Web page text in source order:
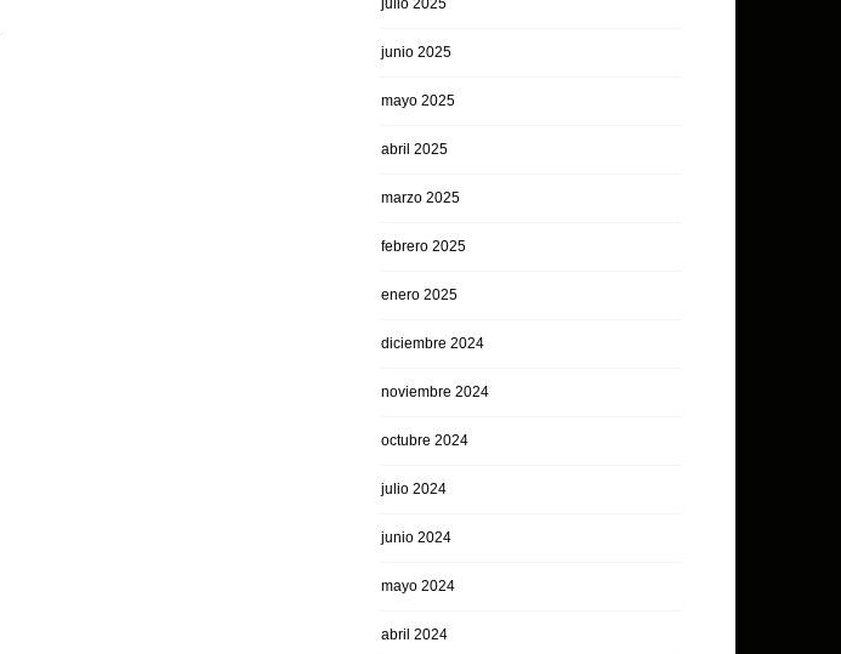
julio 2025
junio 2025
mayo 2025
abril 2025
marzo 2025
febrero 2025
enero 2025
diciembre 2024
noviembre 2024
octubre 2024
julio 2024
junio 2024
mayo 2024
abril 2024